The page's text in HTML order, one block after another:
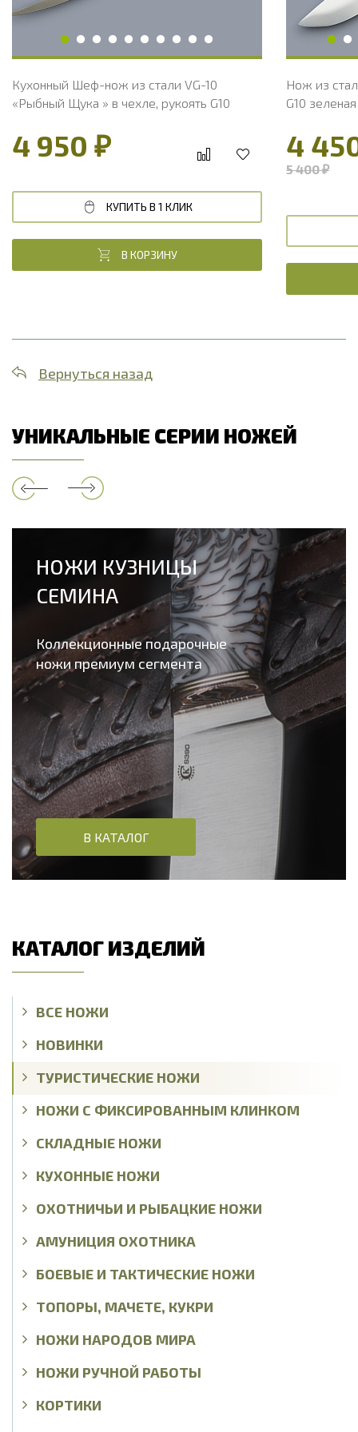
Вес, г
Кухонный Шеф-нож из стали VG-10
«Рыбный Щука » в чехле, рукоять G10
4 950 ₽
КУПИТЬ В 1 КЛИК
В КОРЗИНУ
Вес, г
Нож из
G10 зеленая
4
5 400 ₽
Вернуться назад
УНИКАЛЬНЫЕ СЕРИИ НОЖЕЙ
НОЖИ КУЗНИЦЫ
СЕМИНА
Коллекционные подарочные
ножи премиум сегмента
В КАТАЛОГ
КАТАЛОГ ИЗДЕЛИЙ
ВСЕ НОЖИ
НОВИНКИ
ТУРИСТИЧЕСКИЕ НОЖИ
НОЖИ С ФИКСИРОВАННЫМ КЛИНКОМ
СКЛАДНЫЕ НОЖИ
КУХОННЫЕ НОЖИ
ОХОТНИЧЬИ И РЫБАЦКИЕ НОЖИ
АМУНИЦИЯ ОХОТНИКА
БОЕВЫЕ И ТАКТИЧЕСКИЕ НОЖИ
ТОПОРЫ, МАЧЕТЕ, КУКРИ
НОЖИ НАРОДОВ МИРА
НОЖИ РУЧНОЙ РАБОТЫ
КОРТИКИ